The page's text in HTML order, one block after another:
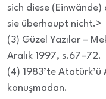
sich diese
sie überhaupt nicht.>
(3) Güzel Yazılar –
Aralık 1997, s.67–72.
(4) 1983’te Atatürk’ü
konuşmadan.